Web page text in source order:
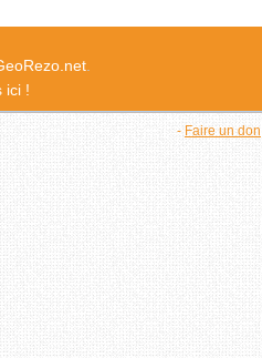
ici !
- Faire un don